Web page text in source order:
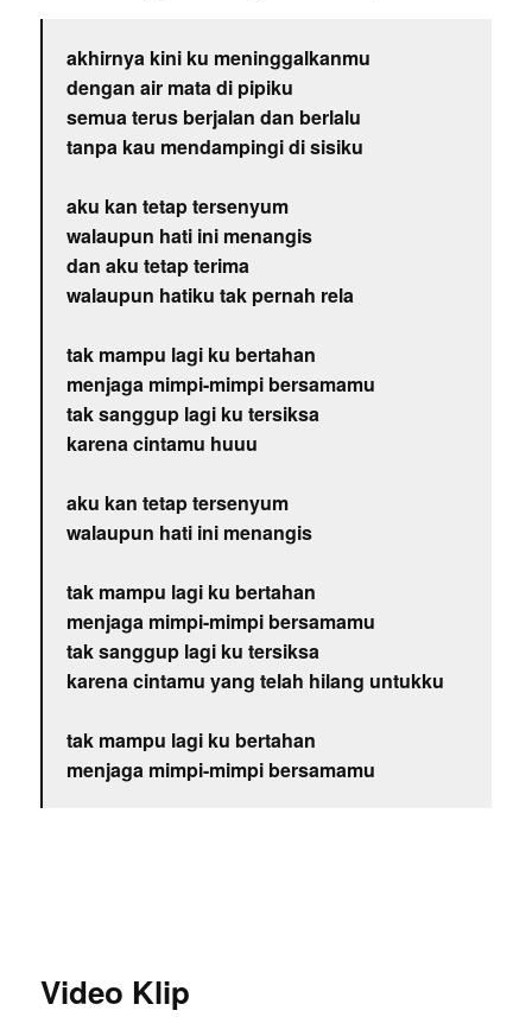
akhirnya kini ku meninggalkanmu
dengan air mata di pipiku
semua terus berjalan dan berlalu
tanpa kau mendampingi di sisiku
aku kan tetap tersenyum
walaupun hati ini menangis
dan aku tetap terima
walaupun hatiku tak pernah rela
tak mampu lagi ku bertahan
menjaga mimpi-mimpi bersamamu
tak sanggup lagi ku tersiksa
karena cintamu huuu
aku kan tetap tersenyum
walaupun hati ini menangis
tak mampu lagi ku bertahan
menjaga mimpi-mimpi bersamamu
tak sanggup lagi ku tersiksa
karena cintamu yang telah hilang untukku
tak mampu lagi ku bertahan
menjaga mimpi-mimpi bersamamu
Video Klip